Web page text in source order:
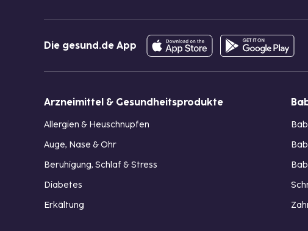
Die gesund.de App
Arzneimittel & Gesundheitsprodukte
Allergien & Heuschnupfen
Auge, Nase & Ohr
Beruhigung, Schlaf & Stress
Diabetes
Erkältung